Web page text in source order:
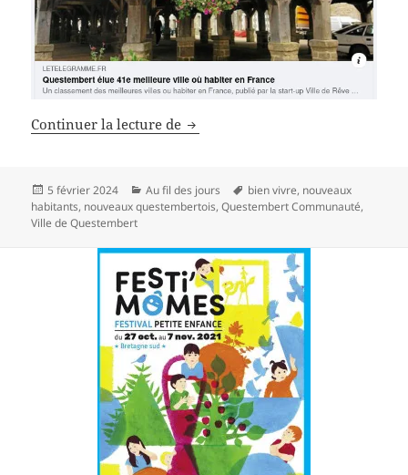
Continuer la lecture de Questembert : 22 raisons de
Publié
le
5 février 2024 Catégories
Au fil des jours
Mots-
clés
bien vivre, nouveaux
habitants, nouveaux questembertois,Questembert Communauté,
Ville de Questembert